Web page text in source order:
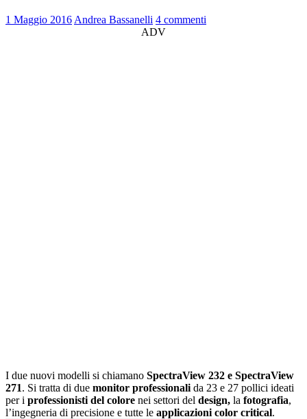
1 Maggio 2016 Andrea Bassanelli 4 commenti
ADV
I due nuovi modelli si chiamano SpectraView 232 e SpectraView
271. Si tratta di due monitor professionali da 23 e 27 pollici ideati
per i professionisti del colore nei settori del design, la fotografia,
l’ingegneria di precisione e tutte le applicazioni color critical.